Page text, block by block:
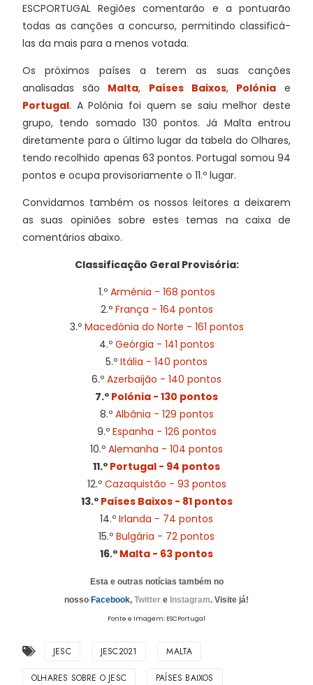
ESCPORTUGAL Regiões comentarão e a pontuarão
todas as canções a concurso, permitindo classificá-
las da mais para a menos votada.
Os próximos países a terem as suas canções
analisadas são Malta, Países Baixos, Polónia e
Portugal. A Polónia foi quem se saiu melhor deste
grupo, tendo somado 130 pontos. Já Malta entrou
diretamente para o último lugar da tabela do Olhares,
tendo recolhido apenas 63 pontos. Portugal somou 94
pontos e ocupa provisoriamente o 11.º lugar.
Convidamos também os nossos leitores a deixarem
as suas opiniões sobre estes temas na caixa de
comentários abaixo.
Classificação Geral Provisória:
1.º Arménia - 168 pontos
2.º França - 164 pontos
3.º Macedónia do Norte - 161 pontos
4.º Geórgia - 141 pontos
5.º Itália - 140 pontos
6.º Azerbaijão - 140 pontos
7.º Polónia - 130 pontos
8.º Albânia - 129 pontos
9.º Espanha - 126 pontos
10.º Alemanha - 104 pontos
11.º Portugal - 94 pontos
12.º Cazaquistão - 93 pontos
13.º Países Baixos - 81 pontos
14.º Irlanda - 74 pontos
15.º Bulgária - 72 pontos
16.º Malta - 63 pontos
Esta e outras notícias também no
nosso Facebook, Twitter e Instagram. Visite já!
Fonte e Imagem: ESCPortugal
JESC JESC2021 MALTA
OLHARES SOBRE O JESC PAÍSES BAIXOS